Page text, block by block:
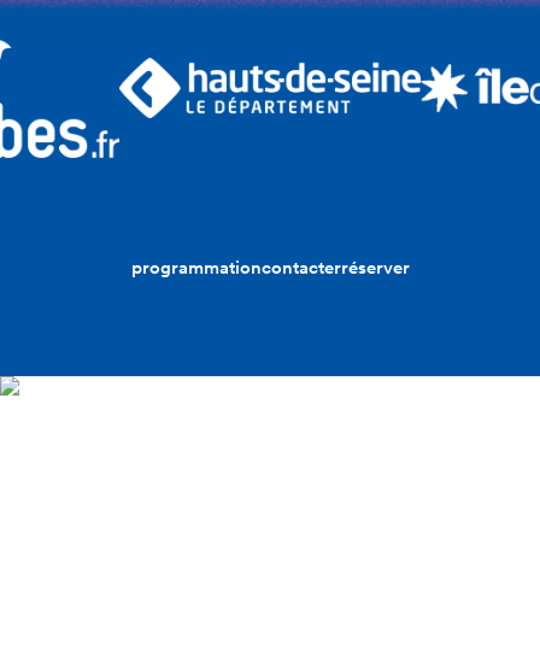
programmationcontacterréserver